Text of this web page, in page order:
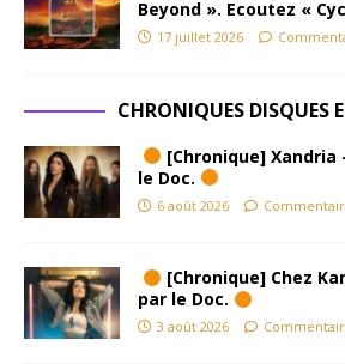
Beyond ». Ecoutez «
17 juillet 2026
CHRONIQUES DISQUES
[Chronique] Xandria
le Doc.
6 août 2026
[Chronique] Chez
par le Doc.
3 août 2026